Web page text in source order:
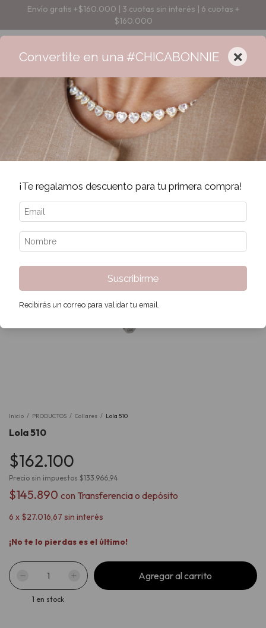
Envío gratis +$160.000 | 3 cuotas sin interés | 6 cuotas +
$160.000
Inicio / PRODUCTOS / Collares / Lola 510
Lola 510
$162.100
Precio sin impuestos $133.966,94
$145.890 con Transferencia o depósito
6 x $27.016,67 sin interés
¡No te lo pierdas es el último!
1 en stock
Convertite en una #CHICABONNIE ×
¡Te regalamos descuento para tu primera compra!
Suscribirme
Recibirás un correo para validar tu email.